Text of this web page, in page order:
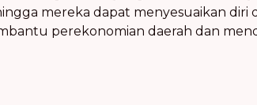
mereka dapat menyesuaikan
perekonomian daerah dan